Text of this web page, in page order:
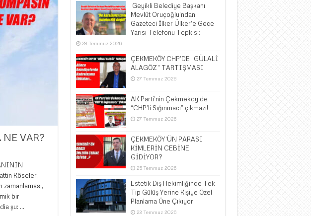
VAR?
Köseler,
zamanlaması,
bir
şu: …
​ Geyikli Belediye Başkanı
Mevlüt Oruçoğlu’ndan
Gazeteci İlker Ülker’e Gece
Yarısı Telefonu Tepkisi:
28 Temmuz 2026
ÇEKMEKÖY CHP’DE “GÜLALİ
ALAGÖZ” TARTIŞMASI
27 Temmuz 2026
AK Parti’nin Çekmeköy’de
“CHP’li Sığınmacı” çıkmazı!
27 Temmuz 2026
ÇEKMEKÖY’ÜN PARASI
KİMLERİN CEBİNE
GİDİYOR?
25 Temmuz 2026
Estetik Diş Hekimliğinde Tek
Tip Gülüş Yerine Kişiye Özel
Planlama Öne Çıkıyor
23 Temmuz 2026